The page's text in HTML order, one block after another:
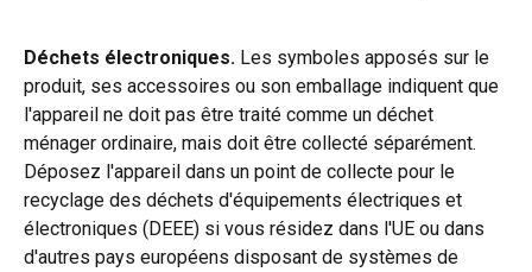
Déchets électroniques. Les symboles apposés sur le
produit, ses accessoires ou son emballage indiquent que
l'appareil ne doit pas être traité comme un déchet
ménager ordinaire, mais doit être collecté séparément.
Déposez l'appareil dans un point de collecte pour le
recyclage des déchets d'équipements électriques et
électroniques (DEEE) si vous résidez dans l'UE ou dans
d'autres pays européens disposant de systèmes de